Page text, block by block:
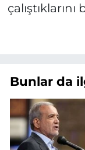
Bunlar da